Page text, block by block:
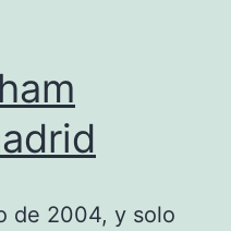
de 2004, y solo